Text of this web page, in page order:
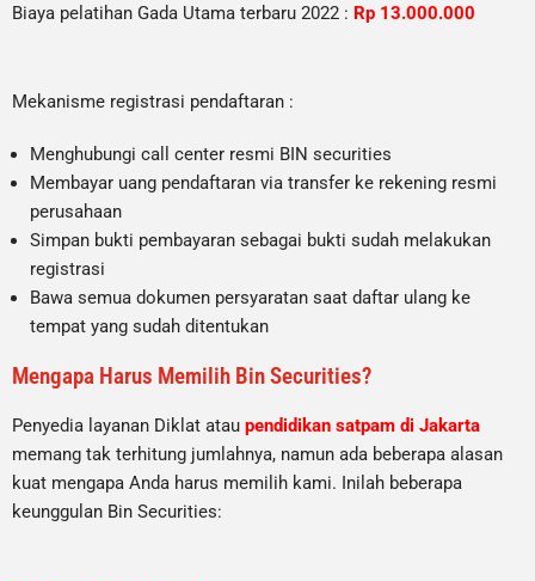
Biaya pelatihan Gada Utama terbaru 2022 : Rp 13.000.000
Mekanisme registrasi pendaftaran :
Menghubungi call center resmi BIN securities
Membayar uang pendaftaran via transfer ke rekening resmi
perusahaan
Simpan bukti pembayaran sebagai bukti sudah melakukan
registrasi
Bawa semua dokumen persyaratan saat daftar ulang ke
tempat yang sudah ditentukan
Mengapa Harus Memilih Bin Securities?
Penyedia layanan Diklat atau pendidikan satpam di Jakarta
memang tak terhitung jumlahnya, namun ada beberapa alasan
kuat mengapa Anda harus memilih kami. Inilah beberapa
keunggulan Bin Securities: